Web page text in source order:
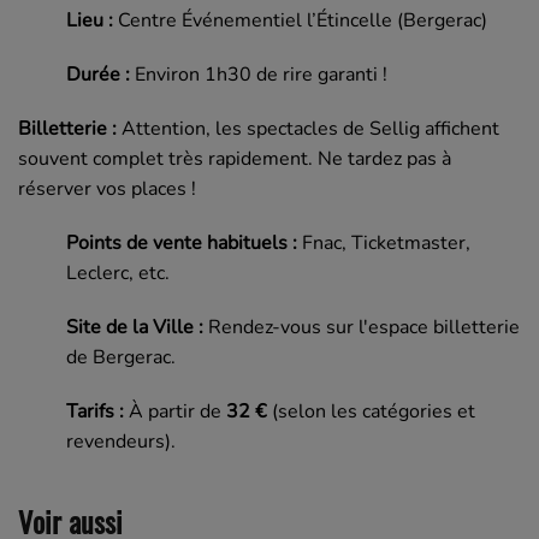
Lieu : Centre Événementiel l’Étincelle (Bergerac)
Durée : Environ 1h30 de rire garanti !
Billetterie :Attention, les spectacles de Sellig affichent
souvent complet très rapidement. Ne tardez pas à
réserver vos places !
Points de vente habituels : Fnac, Ticketmaster,
Leclerc, etc.
Site de la Ville : Rendez-vous sur l'espace billetterie
de Bergerac.
Tarifs :À partir de 32 € (selon les catégories et
revendeurs).
Voir aussi